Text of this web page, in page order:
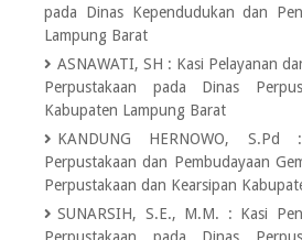
pada Dinas Kependudukan dan
Lampung Barat
ASNAWATI, SH : Kasi Pelayanan
Perpustakaan pada Dinas
Kabupaten Lampung Barat
KANDUNG HERNOWO, S.Pd
:
Perpustakaan dan Pembudayaan
Perpustakaan dan Kearsipan
SUNARSIH, S.E., M.M.
: Kasi